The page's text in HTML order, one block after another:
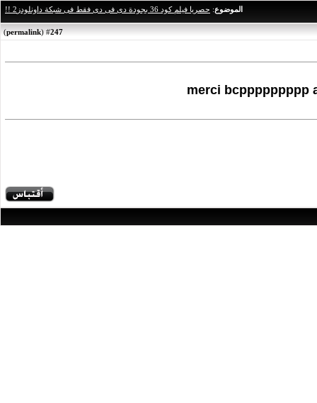
الموضوع: حصريا فيلم كود 36 بجودة دى فى دى فقط فى شبكة داونلودز2 !!
247
(
permalink
)
merci bcppppppppp